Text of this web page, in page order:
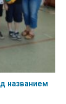
названием